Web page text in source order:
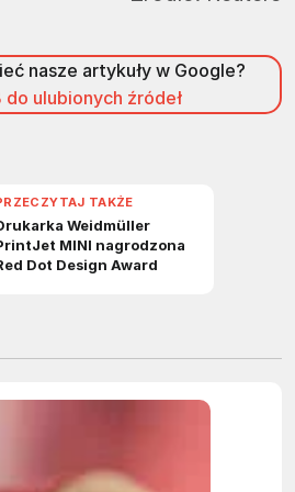
nasze artykuły w Google?
ulubionych źródeł